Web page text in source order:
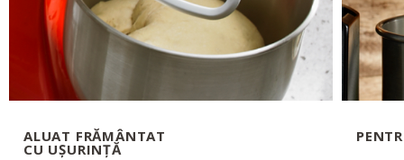
ALUAT FRĂMÂNTAT
CU UȘURINȚĂ